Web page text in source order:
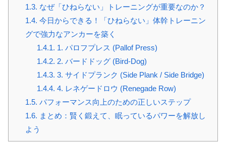
1.3. なぜ「ひねらない」トレーニングが重要なのか？
1.4. 今日からできる！「ひねらない」体幹トレーニン
グで強力なアンカーを築く
1.4.1. 1. パロフプレス (Pallof Press)
1.4.2. 2. バードドッグ (Bird-Dog)
1.4.3. 3. サイドプランク (Side Plank / Side Bridge)
1.4.4. 4. レネゲードロウ (Renegade Row)
1.5. パフォーマンス向上のための正しいステップ
1.6. まとめ：賢く鍛えて、眠っているパワーを解放し
よう